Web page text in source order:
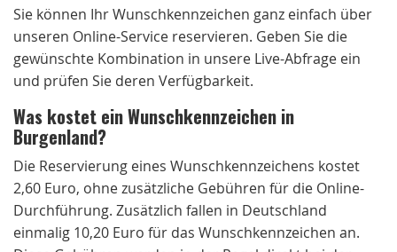
Sie können Ihr Wunschkennzeichen ganz einfach über
unseren Online-Service reservieren. Geben Sie die
gewünschte Kombination in unsere Live-Abfrage ein
und prüfen Sie deren Verfügbarkeit.
Was kostet ein Wunschkennzeichen in
Burgenland?
Die Reservierung eines Wunschkennzeichens kostet
2,60 Euro, ohne zusätzliche Gebühren für die Online-
Durchführung. Zusätzlich fallen in Deutschland
einmalig 10,20 Euro für das Wunschkennzeichen an.